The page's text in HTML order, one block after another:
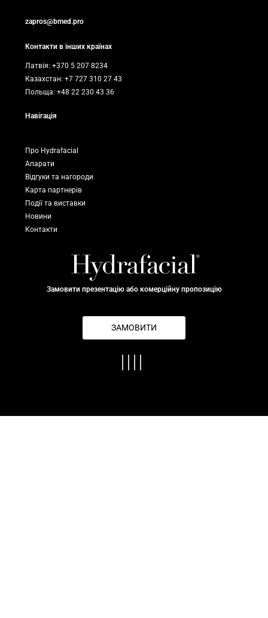
zapros@bmed.pro
Контакти в інших країнах
Латвія: +370 5 207 8234
Казахстан: +7 727 310 27 43
Польща: +48 22 230 43 36
Навігація
Про Hydrafacial
Апарати
Відгуки та нагороди
Карта партнерів
Події та виставки
Новини
Контакти
Замовити презентацію або комерційну пропозицію
ЗАМОВИТИ